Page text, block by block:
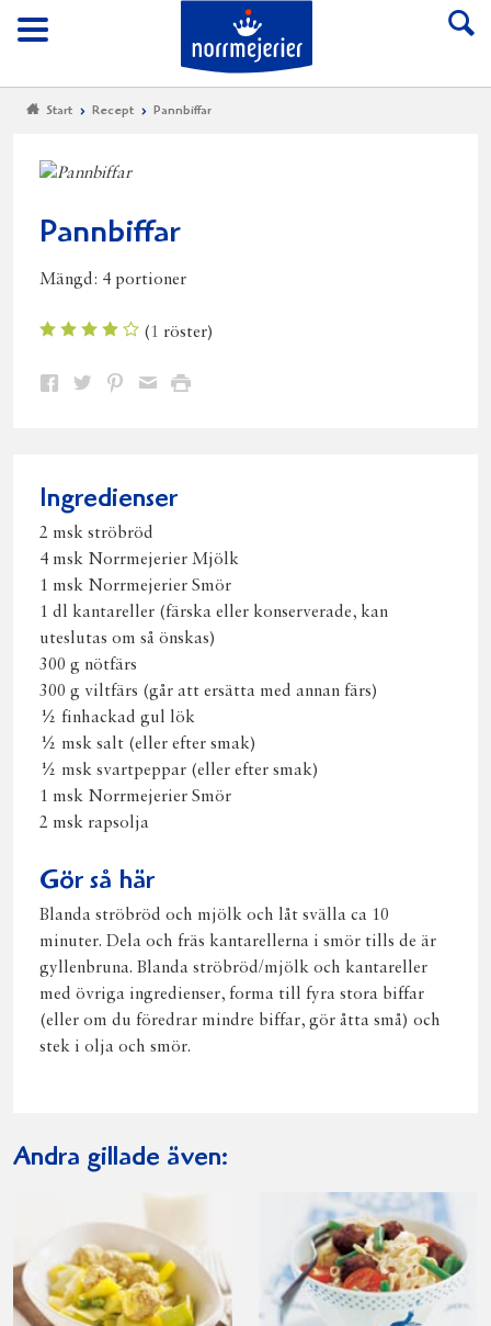
Meny
Till Norrmejerier
Start Recept Pannbiffar
Pannbiffar
Mängd: 4 portioner
(1 röster)
Dela Dela Dela DelaSkriv
Ingredienser
2 msk ströbröd
4 msk Norrmejerier Mjölk
1 msk Norrmejerier Smör
1 dl kantareller (färska eller konserverade, kan
uteslutas om så önskas)
300 g nötfärs
300 g viltfärs (går att ersätta med annan färs)
½ finhackad gul lök
½ msk salt (eller efter smak)
½ msk svartpeppar (eller efter smak)
1 msk Norrmejerier Smör
2 msk rapsolja
Gör så här
Blanda ströbröd och mjölk och låt svälla ca 10
minuter. Dela och fräs kantarellerna i smör tills de är
gyllenbruna. Blanda ströbröd/mjölk och kantareller
med övriga ingredienser, forma till fyra stora biffar
(eller om du föredrar mindre biffar, gör åtta små) och
stek i olja och smör.
Andra gillade även: